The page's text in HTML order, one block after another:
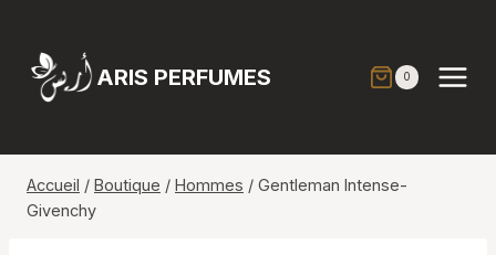
contenu
ARIS PERFUMES 0
Accueil / Boutique / Hommes / Gentleman Intense-
Givenchy